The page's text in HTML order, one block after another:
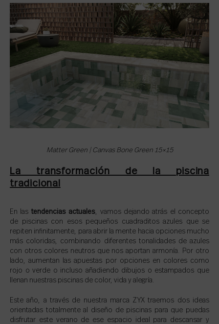
Matter Green | Canvas Bone Green 15×15
La transformación de la piscina
tradicional
En las tendencias actuales , vamos dejando atrás el concepto
de piscinas con esos pequeños cuadraditos azules que se
repiten infinitamente, para abrir la mente hacia opciones mucho
más coloridas, combinando diferentes tonalidades de azules
con otros colores neutros que nos aportan armonía. Por otro
lado, aumentan las apuestas por opciones en colores como
rojo o verde o incluso añadiendo dibujos o estampados que
llenan nuestras piscinas de color, vida y alegría.
Este año, a través de nuestra marca ZYX traemos dos ideas
orientadas totalmente al diseño de piscinas para que puedas
disfrutar este verano de ese espacio ideal para descansar y